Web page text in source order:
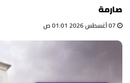
صارمة